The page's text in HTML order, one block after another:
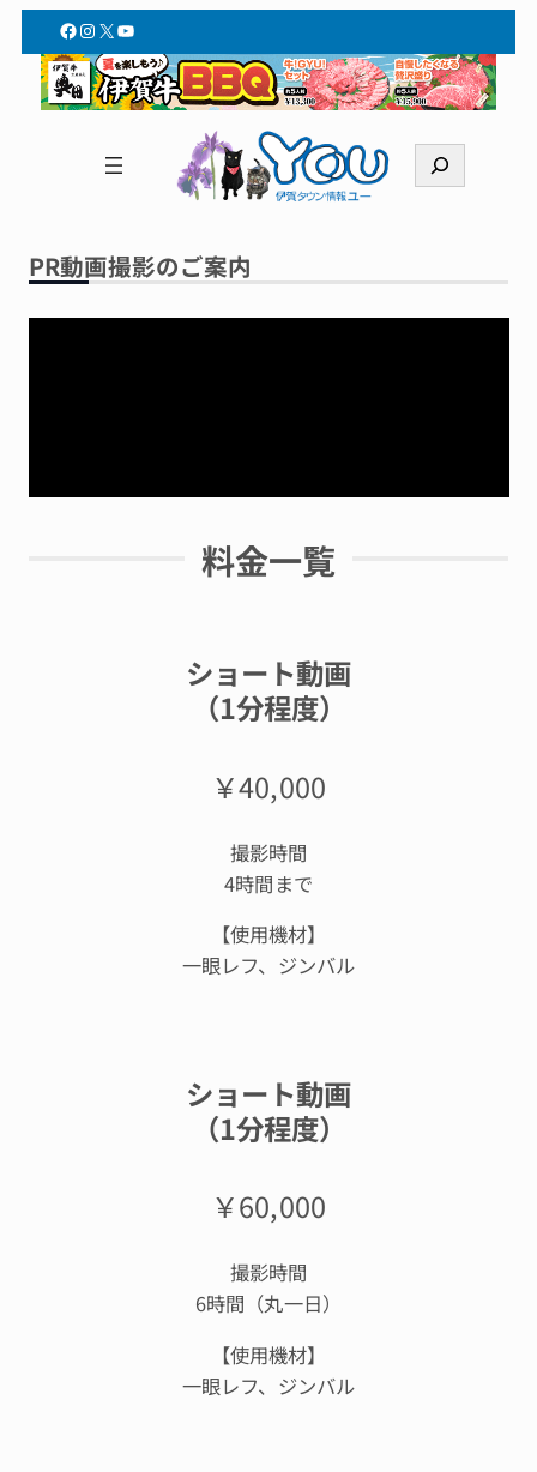
Facebook
Instagram
X YouTube
索
PR動画撮影のご案内
料金一覧
ショート動画
（1分程度）
￥40,000
撮影時間
4時間まで
【使用機材】
一眼レフ、ジンバル
ショート動画
（1分程度）
￥60,000
撮影時間
6時間（丸一日）
【使用機材】
一眼レフ、ジンバル